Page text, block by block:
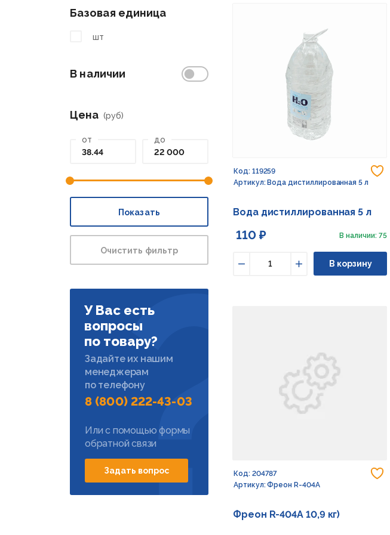
Базовая единица
шт
В наличии
Цена (руб)
от до
Показать
Очистить фильтр
У Вас есть
вопросы
по товару?
Задайте их нашим
менеджерам
по телефону
8 (800) 222-43-03
Или с помощью формы
обратной связи
Задать вопрос
Код: 119259
Артикул: Вода дистиллированная 5 л
Вода дистиллированная 5 л
110 ₽ В наличии: 75
Увеличить
В корзину
Код: 204787
Артикул: Фреон R-404А
Фреон R-404А 10,9 кг)